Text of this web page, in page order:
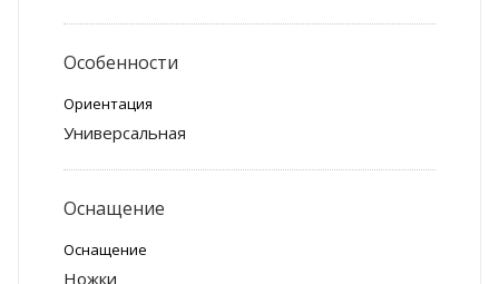
Особенности
Ориентация
Универсальная
Оснащение
Оснащение
Ножки